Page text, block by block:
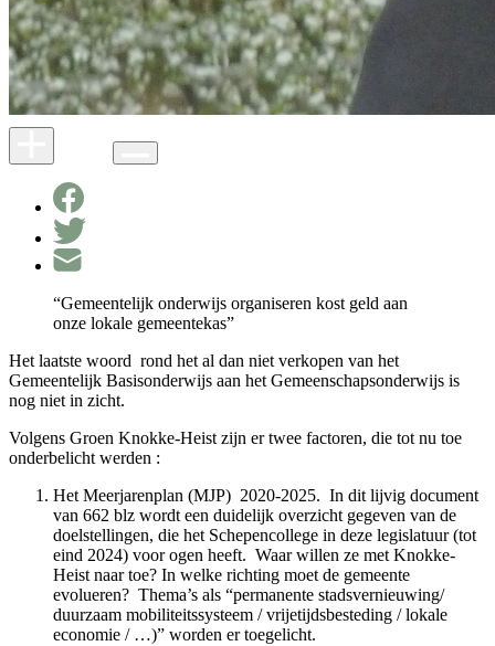
“Gemeentelijk onderwijs organiseren kost geld aan
onze lokale gemeentekas”
Het laatste woord rond het al dan niet verkopen van het
Gemeentelijk Basisonderwijs aan het Gemeenschapsonderwijs is
nog niet in zicht.
Volgens Groen Knokke-Heist zijn ertwee factoren, die tot nu toe
onderbelicht werden :
Het Meerjarenplan (MJP) 2020-2025. In dit lijvig document
van 662 blz wordt een duidelijk overzicht gegeven van de
doelstellingen, die het Schepencollege in deze legislatuur (tot
eind 2024) voor ogen heeft. Waar willen ze met Knokke-
Heist naar toe? In welke richting moet de gemeente
evolueren? Thema’s als “permanente stadsvernieuwing/
duurzaam mobiliteitssysteem / vrijetijdsbesteding / lokale
economie / …)” worden er toegelicht.